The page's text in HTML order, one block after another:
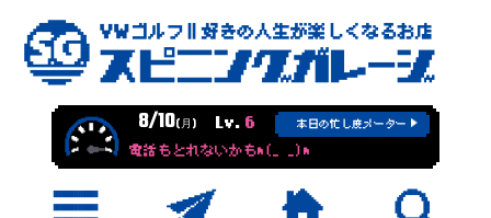
8/10(月) Lv. 6 本日の忙し度メーター
電話もとれないかもm(_ _)m